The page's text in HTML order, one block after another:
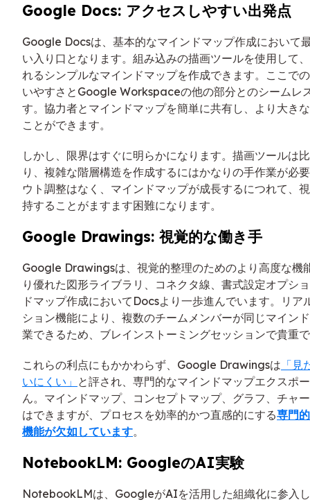
Google Docs: アクセスしやすい出発点
Google Docsは、基本的なマインドマップ作成において
い入り口となります。組み込みの描画ツールを使用して
れるシンプルなマインドマップを作成できます。ここで
いやすさとGoogle Workspaceの他の部分とのシームレ
す。協力者とマインドマップを簡単に共有し、より大き
ことができます。
しかし、限界はすぐに明らかになります。描画ツールは
り、複雑な階層構造を作成するにはかなりの手作業が必
ウト調整はなく、マインドマップが成長するにつれて、
持することがますます困難になります。
Google Drawings: 視覚的な働き手
Google Drawingsは、視覚的整理のためのより高度な機
り優れた図形ライブラリ、コネクタ線、書式設定オプシ
ドマップ作成においてDocsより一歩進んでいます。リア
ション機能により、複数のチームメンバーが同じマイン
業できるため、ブレインストーミングセッションで貴重
これらの利点にもかかわらず、Google Drawingsは 「
いにくい」 と評され、専門的なマインドマップエクスポ
ん。マインドマップ、コンセプトマップ、グラフ、チャ
はできますが、プロセスを効率的かつ直感的にする専門
機能が欠如しています。
NotebookLM: GoogleのAI実験
NotebookLMは、GoogleがAIを活用した組織化に参入